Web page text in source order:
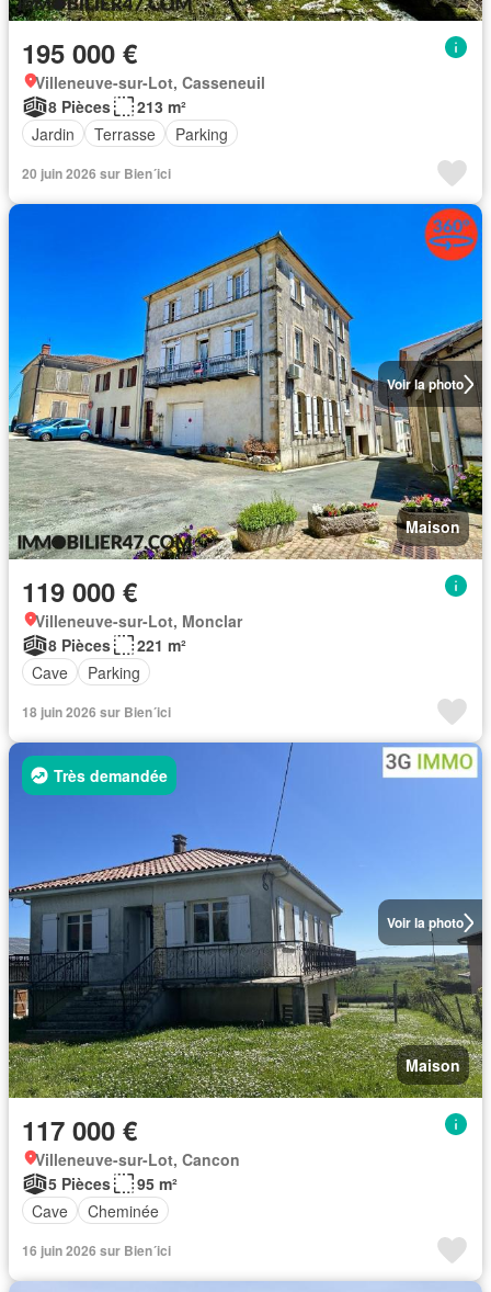
195 000 €
Villeneuve-sur-Lot, Casseneuil
8 Pièces
213 m²
Jardin
Terrasse Parking
20 juin 2026 sur Bien´ici
Voir la photo
Maison
119 000 €
Villeneuve-sur-Lot, Monclar
8 Pièces
221 m²
Cave
Parking
18 juin 2026 sur Bien´ici
Voir la photo
Très demandée
Maison
117 000 €
Villeneuve-sur-Lot, Cancon
5 Pièces
95 m²
Cave
Cheminée
16 juin 2026 sur Bien´ici